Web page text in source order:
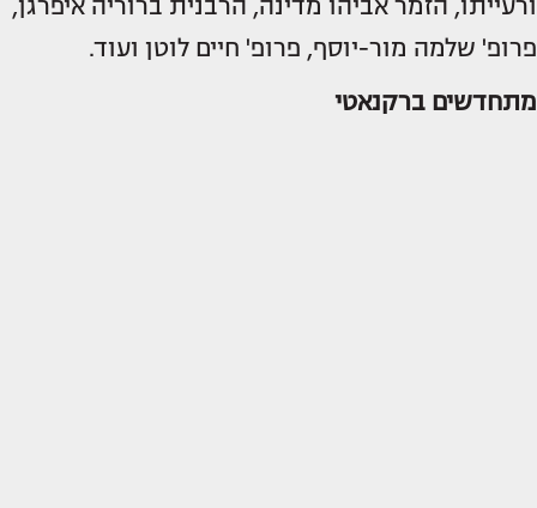
ורעייתו, הזמר אביהו מדינה, הרבנית ברוריה איפרגן,
פרופ' שלמה מור-יוסף, פרופ' חיים לוטן ועוד.
מתחדשים ברקנאטי